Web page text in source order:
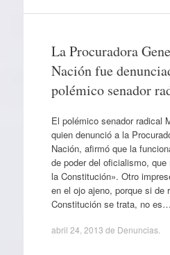
La Procuradora
Nación fue
polémico senador
El polémico senador radical
quien denunció a la
Nación, afirmó que la
de poder del oficialismo,
la Constitución». Otro
en el ojo ajeno, porque si de
Constitución se trata, no es…
abril 24, 2013 de Denuncias.